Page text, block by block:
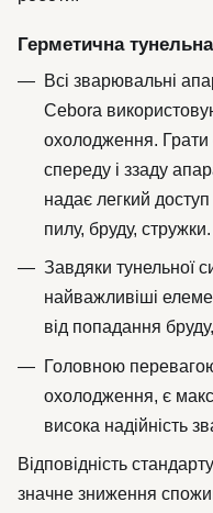
Герметична
Всі зварювальні
Cebora
охолодження. Грати
спереду і ззаду
надає легкий
пилу, бруду, стружки.
Завдяки тунельної
найважливіші
від попадання
Головною
охолодження, є
висока надійність
Відповідність
значне зниження